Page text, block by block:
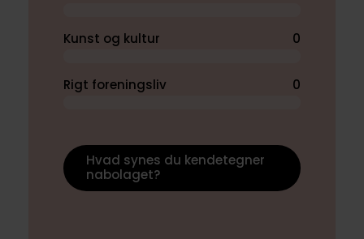
Kunst og kultur 0
Rigt foreningsliv 0
Hvad synes du kendetegner
nabolaget?